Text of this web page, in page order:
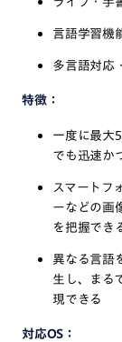
言語学習機
多言語対応
特徴：
一度に最大
でも迅速か
スマートフ
ーなどの画
を把握でき
異なる言語
生し、まる
現できる
対応OS：